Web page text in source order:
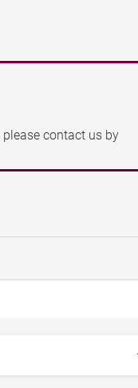
please contact us by